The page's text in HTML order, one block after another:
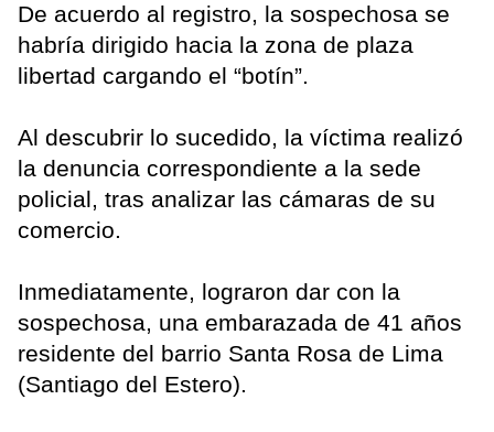
De acuerdo al registro, la sospechosa se
habría dirigido hacia la zona de plaza
libertad cargando el “botín”.
Al descubrir lo sucedido, la víctima realizó
la denuncia correspondiente a la sede
policial, tras analizar las cámaras de su
comercio.
Inmediatamente, lograron dar con la
sospechosa, una embarazada de 41 años
residente del barrio Santa Rosa de Lima
(Santiago del Estero).